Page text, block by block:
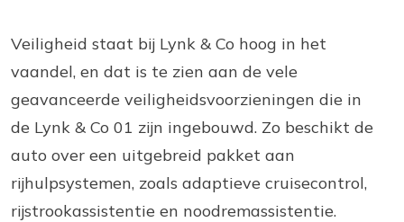
Veiligheid staat bij Lynk & Co hoog in het
vaandel, en dat is te zien aan de vele
geavanceerde veiligheidsvoorzieningen die in
de Lynk & Co 01 zijn ingebouwd. Zo beschikt de
auto over een uitgebreid pakket aan
rijhulpsystemen, zoals adaptieve cruisecontrol,
rijstrookassistentie en noodremassistentie.